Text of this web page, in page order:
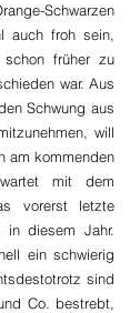
Schwarzen
auch froh sein,
früher zu
war. Aus
Schwung aus
will
am kommenden
mit dem
vorerst letzte
in diesem Jahr.
ein schwierig
sind
Co. bestrebt,